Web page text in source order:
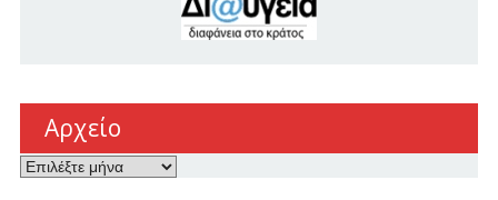
Αρχείο
Αρχείο